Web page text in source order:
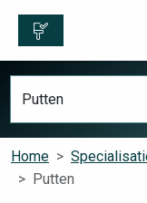
Home
Putten